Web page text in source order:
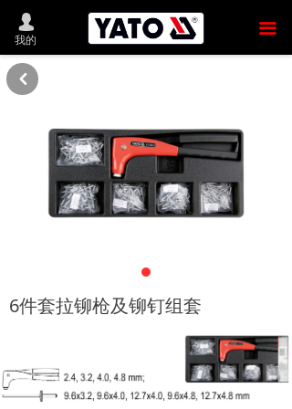
끀
首 页
新品推荐
产品商城
YATO中国
发展历程
新闻动态
留言反馈
넙
我的
6件套拉铆枪及铆钉组套
낒